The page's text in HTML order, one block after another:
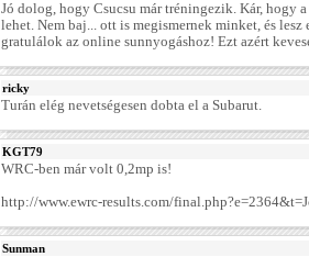
Jó dolog, hogy Csucsu már tréningezik. Kár, hogy
lehet. Nem baj... ott is megismernek minket, és
gratulálok az online sunnyogáshoz! Ezt azért
ricky
Turán elég nevetségesen dobta el a Subarut.
KGT79
WRC-ben már volt 0,2mp is!
http://www.ewrc-results.com/
Sunman